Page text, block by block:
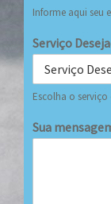
Informe aqui seu
Serviço
Escolha o serviço
Sua